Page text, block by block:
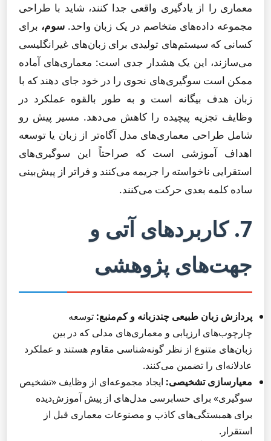
معماری را از یادگیری واقعی جدا کنند، شاید با طراحی
مجموعه داده‌های متخاصم در یک زبان واحد. سوم، برای
کسانی که سیستم‌های تولیدی برای زبان‌های غیرانگلیسی
می‌سازند، این یک هشدار جدی است: معماری‌های آماده
ممکن است سوگیری‌های نحوی را در خود جای دهند که با
زبان هدف بیگانه است و به طور بالقوه عملکرد در
وظایف تجزیه پیچیده را کاهش می‌دهد. مسیر پیش رو
شامل طراحی معماری‌های مدل آگاه‌تر از زبان یا توسعه
اهداف آموزشی است که صراحتاً این سوگیری‌های
استقرایی ناخواسته را جریمه می‌کنند و فراتر از پیش‌بینی
ساده کلمه بعدی حرکت می‌کنند.
7. کاربردهای آتی و
جهت‌های پژوهشی
پردازش زبان طبیعی چندزبانه و کم‌منبع: توسعه
چارچوب‌های ارزیابی و معماری‌های مدلی که در بین
زبان‌های متنوع از نظر گونه‌شناسی مقاوم هستند و عملکرد
عادلانه‌ای را تضمین می‌کنند.
معیارسازی تشخیصی: ایجاد مجموعه‌ای از وظایف «تشخیص
سوگیری» برای حسابرسی مدل‌های از پیش آموزش‌دیده
برای همبستگی‌های کاذب و مصنوعات معماری قبل از
استقرار.